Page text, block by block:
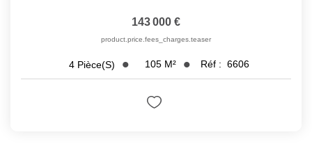
143 000 €
product.price.fees_charges.teaser
4 Pièce(s) 105 M² Réf : 6606